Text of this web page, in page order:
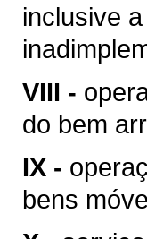
inclusive
VIII -
do bem
IX -
bens